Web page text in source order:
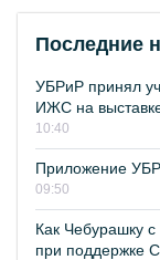
Последние
УБРиР принял
ИЖС на
10:40
Приложение
09:50
Как Чебурашку
при поддержке